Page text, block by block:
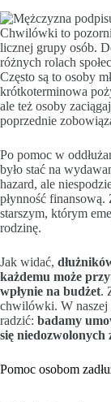
Chwilówki to
licznej grupy osób.
różnych rolach
Często są to osoby
krótkoterminowa
ale też osoby
poprzednie
Po pomoc w
było stać na
hazard, ale
płynność
starszym, którym
rodzinę.
Jak widać,
każdemu może
wpłynie na budżet.
chwilówki. W naszej
radzić: badamy
się niedozwolonych
Pomoc osobom